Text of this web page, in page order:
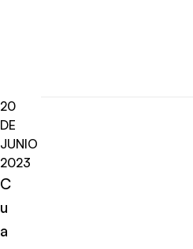
20
DE
JUNIO
2023
C
u
a